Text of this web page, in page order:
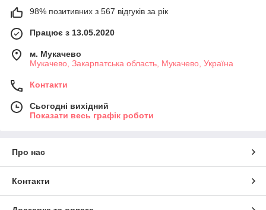
98% позитивних з 567 відгуків за рік
Працює з 13.05.2020
м. Мукачево
Мукачево, Закарпатська область, Мукачево, Україна
Контакти
Сьогодні вихідний
Показати весь графік роботи
Про нас
Контакти